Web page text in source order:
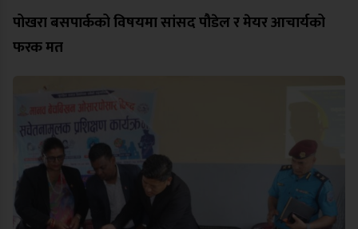
पोखरा बसपार्कको विषयमा सांसद पौडेल र मेयर आचार्यको
फरक मत